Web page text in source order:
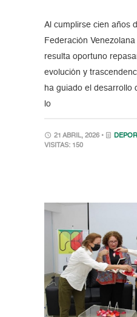
Al cumplirse cien años
Federación
resulta oportuno
evolución y
ha guiado el desarrollo
lo
21 ABRIL, 2026 •
VISITAS: 150